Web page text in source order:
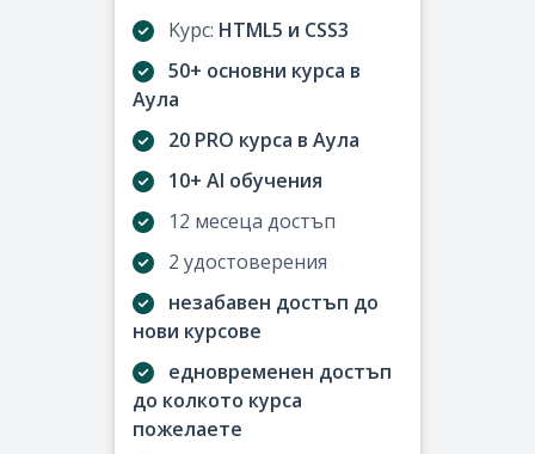
Kурс: HTML5 и CSS3
50+ основни курса в
Аула
20 PRO курса в Аула
10+ AI обучения
12 месеца достъп
2 удостоверения
незабавен достъп до
нови курсове
едновременен достъп
до колкото курса
пожелаете